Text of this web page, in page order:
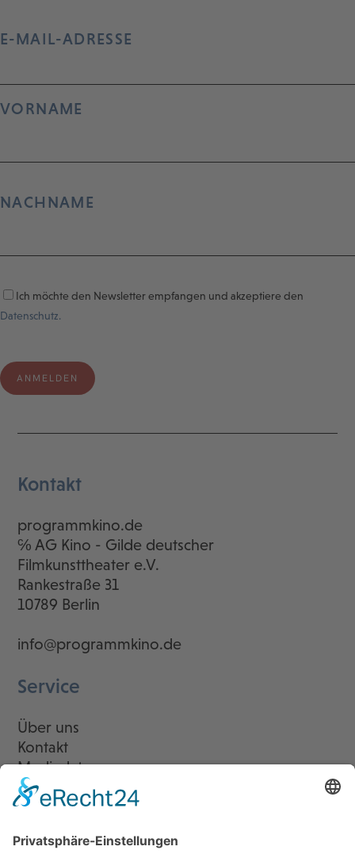
E-MAIL-ADRESSE
VORNAME
NACHNAME
Ich möchte den Newsletter empfangen und akzeptiere den
Datenschutz.
Kontakt
programmkino.de
℅ AG Kino - Gilde deutscher
Filmkunsttheater e.V.
Rankestraße 31
10789 Berlin
info@programmkino.de
Service
Über uns
Kontakt
Mediadaten
Newsletter
LogIn
Legal